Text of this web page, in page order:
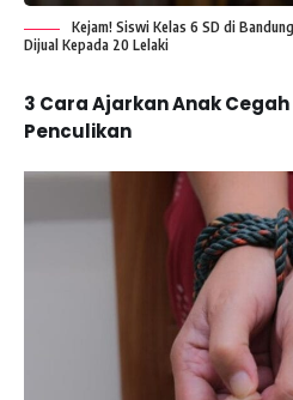
Kejam! Siswi Kelas 6 SD di
Dijual Kepada 20 Lelaki
3 Cara Ajarkan Anak
Penculikan